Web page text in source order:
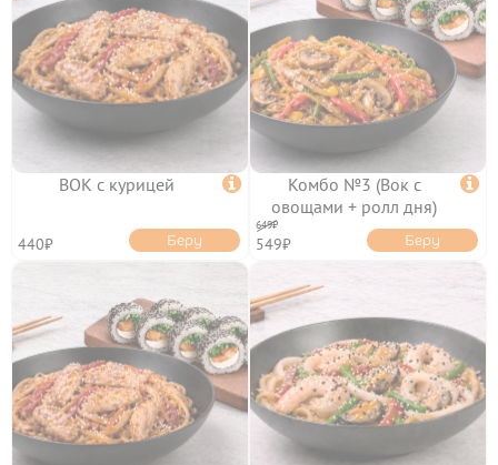
НАПИТКИ
ТОППИНГИ
КОНТАКТЫ
ЛИЧНЫЙ КАБИНЕТ
ВОК с курицей 
440₽ Беру
Комбо №3 (Вок с
овощами + ролл дня)

649₽
549₽ Беру